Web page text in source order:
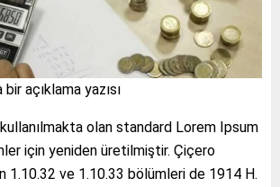
açıklama yazısı
olan standard Lorem Ipsum
için yeniden üretilmiştir. Çiçero
1.10.32 ve 1.10.33 bölümleri de 1914 H.